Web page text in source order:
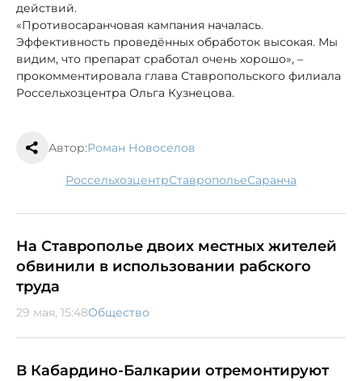
действий.
«Противосаранчовая кампания началась.
Эффективность проведённых обработок высокая. Мы
видим, что препарат сработал очень хорошо», –
прокомментировала глава Ставропольского филиала
Россельхозцентра Ольга Кузнецова.
Автор:Роман Новоселов
Россельхозцентр Ставрополье саранча
На Ставрополье двоих местных жителей
обвинили в использовании рабского
труда
29 мая, 15:48Общество
В Кабардино-Балкарии отремонтируют